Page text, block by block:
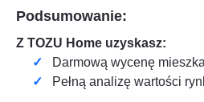
Podsumowanie:
Z TOZU Home uzyskasz:
Darmową wycenę
Pełną analizę wartości